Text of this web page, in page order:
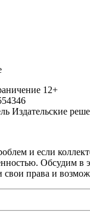
12+
Издательские
и если
Обсудим в
свои права и